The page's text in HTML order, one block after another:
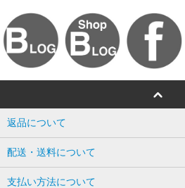
返品について
配送・送料について
支払い方法について